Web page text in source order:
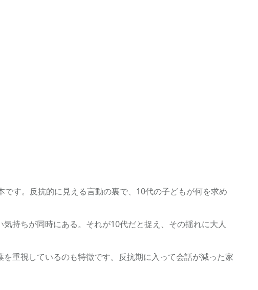
す。反抗的に見える言動の裏で、10代の子どもが何を求め
持ちが同時にある。それが10代だと捉え、その揺れに大人
重視しているのも特徴です。反抗期に入って会話が減った家